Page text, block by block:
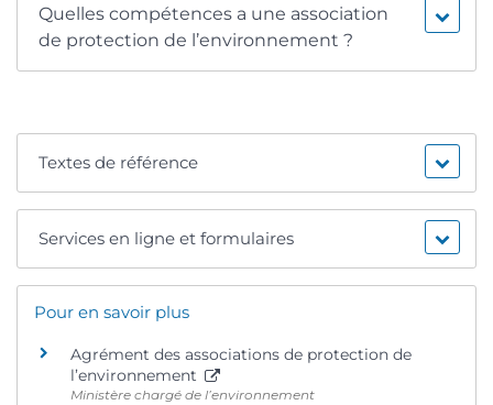
Quelles compétences a une association
de protection de l’environnement ?
Textes de référence
Services en ligne et formulaires
Pour en savoir plus
Agrément des associations de protection de
l’environnement
Ministère chargé de l’environnement